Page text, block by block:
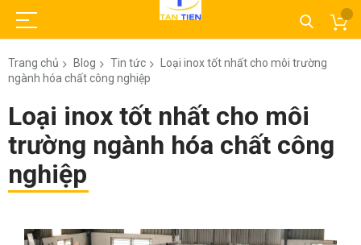
Trang chủ Blog Tin tức
Loại inox tốt nhất cho môi trường
ngành hóa chất công nghiệp
Loại inox tốt nhất cho môi
trường ngành hóa chất công
nghiệp